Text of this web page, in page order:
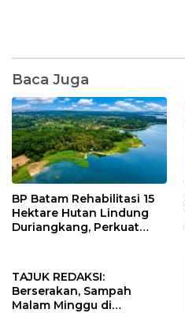
Baca Juga
BP Batam Rehabilitasi 15
Hektare Hutan Lindung
Duriangkang, Perkuat
TAJUK REDAKSI:
Berserakan, Sampah
Malam Minggu di